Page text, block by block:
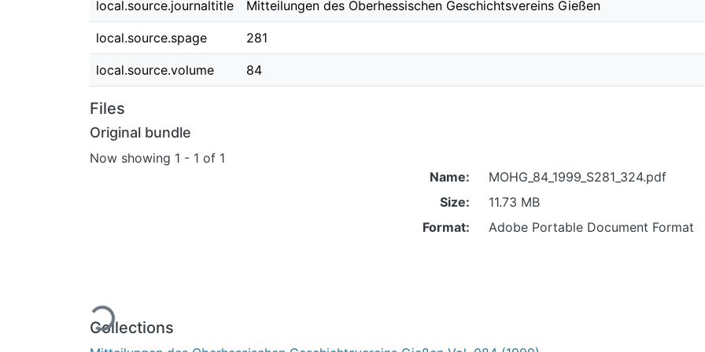
local.source.journaltitle Mitteilungen des Oberhessischen Geschichtsvereins Gießen
local.source.spage 281
local.source.volume 84
Files
Original bundle
Now showing 1 - 1 of 1
Loading...
Name:
MOHG_84_1999_S281_324.pdf
Size:
11.73 MB
Format:
Adobe Portable Document Format
Collections